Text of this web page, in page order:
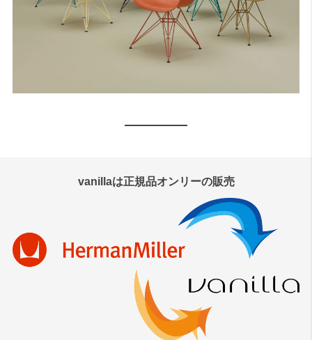
vanillaは正規品オンリーの販売